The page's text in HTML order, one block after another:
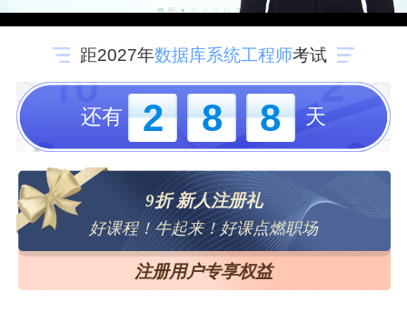
距2027年数据库系统工程师考试
还有 2 8 8 天
9折 新人注册礼
好课程！牛起来！好课点燃职场
注册用户专享权益